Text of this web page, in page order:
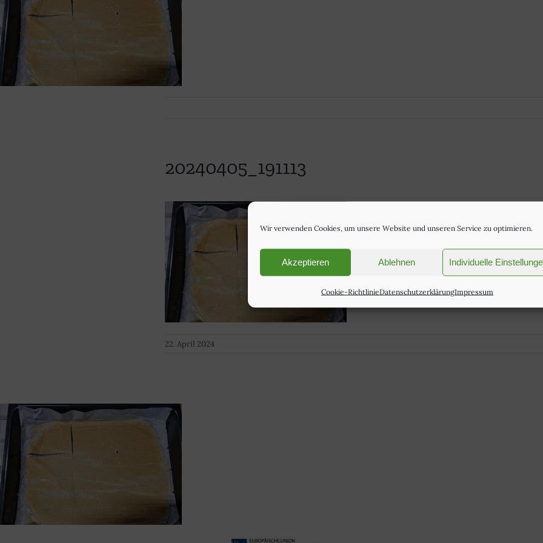
Wir verwenden Cookies, um unsere Website und unseren Service zu optimieren.
Akzeptieren Ablehnen Individuelle
Cookie-RichtlinieDatenschutzerklärungImpressum
20240405_191113
22. April 2024